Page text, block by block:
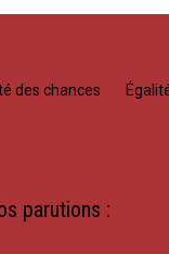
des chances
parutions :